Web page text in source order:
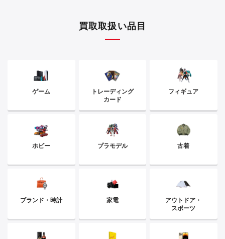
買取取扱い品目
ゲーム
トレーディング
カード
フィギュア
ホビー プラモデル 古着
ブランド・時計 家電
アウトドア・
スポーツ